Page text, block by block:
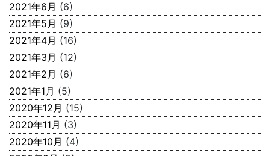
2021年6月 (6)
2021年5月 (9)
2021年4月 (16)
2021年3月 (12)
2021年2月 (6)
2021年1月 (5)
2020年12月 (15)
2020年11月 (3)
2020年10月 (4)